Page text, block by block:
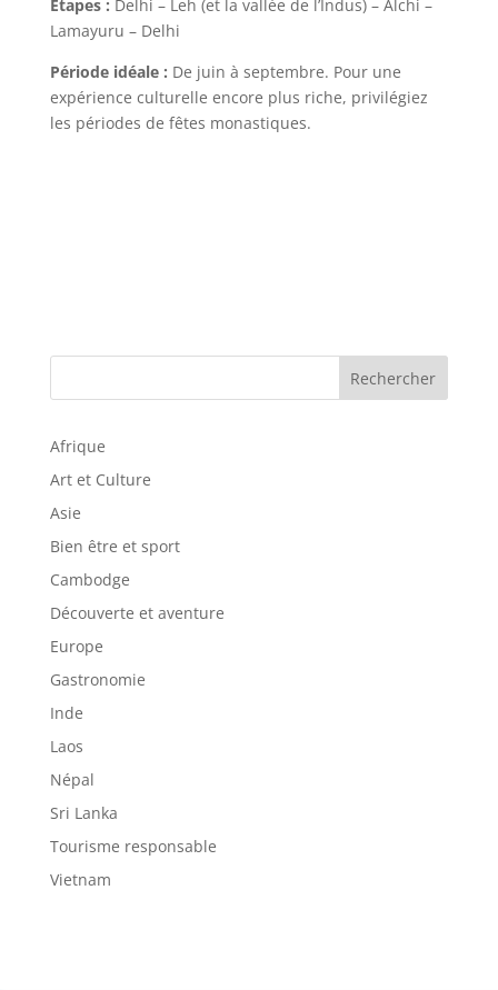
Étapes : Delhi – Leh (et la vallée de l’Indus) – Alchi –
Lamayuru – Delhi
Période idéale : De juin à septembre. Pour une
expérience culturelle encore plus riche, privilégiez
les périodes de fêtes monastiques.
Rechercher
Afrique
Art et Culture
Asie
Bien être et sport
Cambodge
Découverte et aventure
Europe
Gastronomie
Inde
Laos
Népal
Sri Lanka
Tourisme responsable
Vietnam